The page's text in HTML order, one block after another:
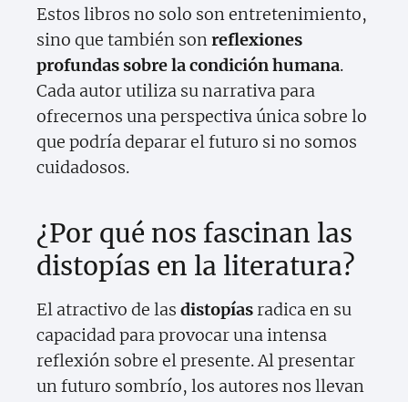
Estos libros no solo son entretenimiento,
sino que también sonreflexiones
profundas sobre la condición humana.
Cada autor utiliza su narrativa para
ofrecernos una perspectiva única sobre lo
que podría deparar el futuro si no somos
cuidadosos.
¿Por qué nos fascinan las
distopías en la literatura?
El atractivo de las distopíasradica en su
capacidad para provocar una intensa
reflexión sobre el presente. Al presentar
un futuro sombrío, los autores nos llevan